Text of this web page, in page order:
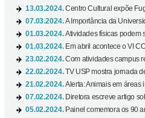
13.03.2024.Centro Cultural expõe
07.03.2024.A Importância da
01.03.2024.Atividades físicas podem
01.03.2024. Em abril acontece o VI
23.02.2024.Com atividades campus
22.02.2024.TV USP mostra jornada
21.02.2024.Alerta: Animais em áreas
07.02.2024. Diretora escreve artigo
05.02.2024. Painel comemora os 90